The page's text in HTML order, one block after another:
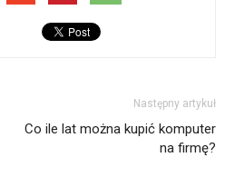
Następny artykuł
Co ile lat można kupić komputer
na firmę?